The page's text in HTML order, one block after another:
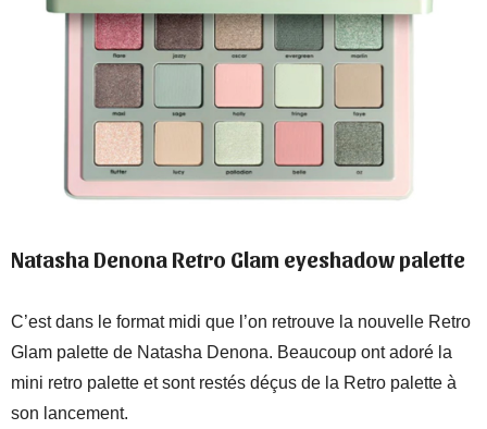
Natasha Denona Retro Glam eyeshadow palette
C’est dans le format midi que l’on retrouve la nouvelle Retro
Glam palette de Natasha Denona. Beaucoup ont adoré la
mini retro palette et sont restés déçus de la Retro palette à
son lancement.